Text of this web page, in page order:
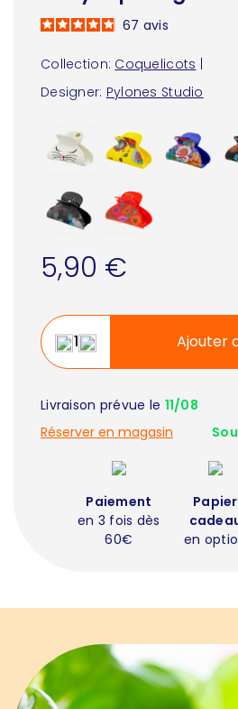
Collection: Coquelicots
Designer: Pylones Studio
67 avis
5,90 €
Ajouter
Livraison prévue le 11/08
Réserver en magasin
Paiement
en 3 fois dès
60€
Papier
en